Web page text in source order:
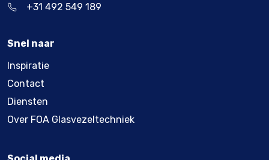
+31 492 549 189
Snel naar
Inspiratie
Contact
Diensten
Over FOA Glasvezeltechniek